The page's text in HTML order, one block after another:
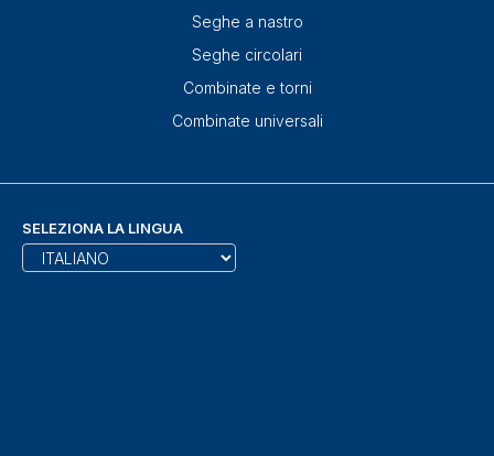
Seghe a nastro
Seghe circolari
Combinate e torni
Combinate universali
SELEZIONA LA LINGUA